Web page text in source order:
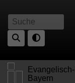
zum
Inhalt
Suche
Bayern